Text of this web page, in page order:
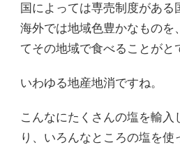
国によっては専売制度がある
海外では地域色豊かなものを
てその地域で食べることがと
いわゆる地産地消ですね。
こんなにたくさんの塩を輸入
り、いろんなところの塩を使